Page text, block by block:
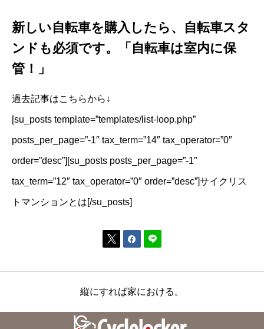
新しい自転車を購入したら、自転車スタ
ンドも必須です。「自転車は室内に保
管！」
過去記事はこちらから↓
[su_posts template=”templates/list-loop.php”
posts_per_page=”-1″ tax_term=”14″ tax_operator=”0″
order=”desc”][su_posts posts_per_page=”-1″
tax_term=”12″ tax_operator=”0″ order=”desc”]サイクリス
トマンションとは[/su_posts]
 
縦にすれば家における。